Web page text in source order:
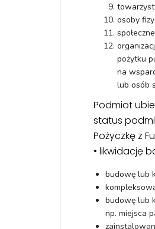
osoby
pożytku
na
lub osób
Podmiot
status
Pożyczkę z
• likwidację
budowę lub
budowę lub
np. miejsca